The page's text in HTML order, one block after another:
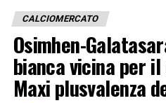
CALCIOMERCATO
Osimhen-
bianca vicina per
Maxi plusvalenza